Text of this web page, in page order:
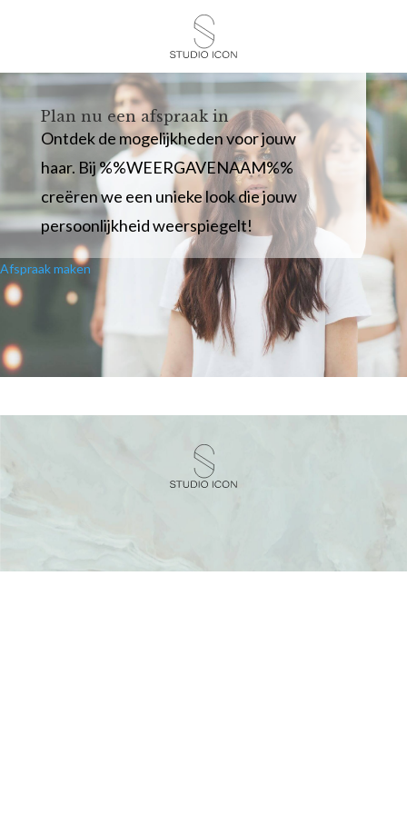
Plan nu een afspraak in
Ontdek de mogelijkheden voor jouw
haar. Bij %%WEERGAVENAAM%%
creëren we een unieke look die jouw
persoonlijkheid weerspiegelt!
Afspraak maken